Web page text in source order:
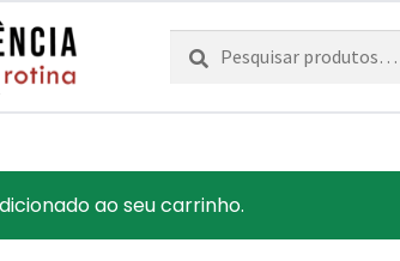
Pesquisar
por:
Pesquisa
ao seu carrinho.